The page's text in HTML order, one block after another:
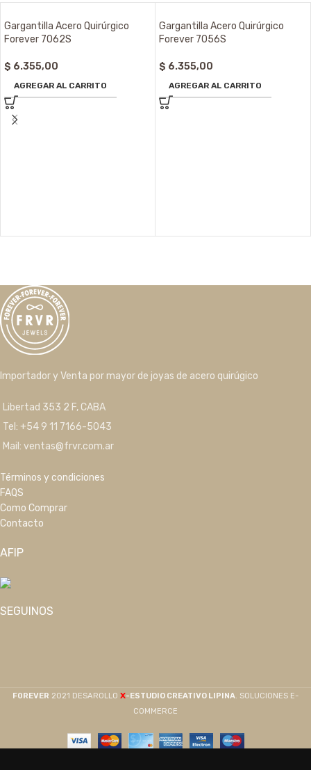
Gargantilla Acero Quirúrgico
Forever 7062S
$ 6.355,00
AGREGAR AL CARRITO
Gargantilla Acero Quirúrgico
Forever 7056S
$ 6.355,00
AGREGAR AL CARRITO
Importador y Venta por mayor de joyas de acero quirúgico
Libertad 353 2 F, CABA
Tel: +54 9 11 7166-5043
Mail: ventas@frvr.com.ar
Términos y condiciones
FAQS
Como Comprar
Contacto
AFIP
SEGUINOS
F0REVER 2021 DESAROLLO X-ESTUDIO CREATIVO LIPINA. SOLUCIONES E-
COMMERCE